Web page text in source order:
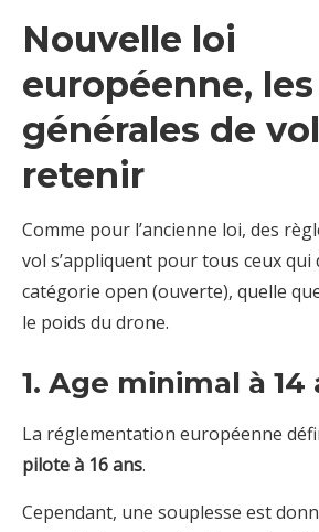
Nouvelle loi
européenne,
générales de
retenir
Comme pour l’ancienne loi, des
vol s’appliquent pour tous ceux
catégorie open (ouverte), quelle
le poids du drone.
1. Age minimal à 14
La réglementation européenne
pilote à 16 ans.
Cependant, une souplesse est